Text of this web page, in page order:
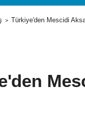
Türkiye'den Mescidi